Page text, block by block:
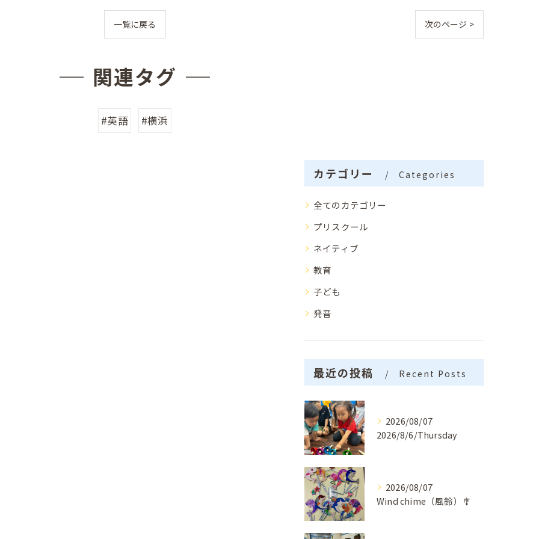
一覧に戻る 次のページ >
関連タグ
#英語 #横浜
カテゴリー Categories
全てのカテゴリー
プリスクール
ネイティブ
教育
子ども
発音
最近の投稿 Recent Posts
2026/08/07
2026/8/6/Thursday
2026/08/07
Wind chime（風鈴）🎐